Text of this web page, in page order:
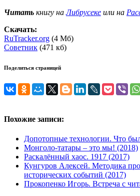
Читать книгу наЛибрусеке или на
Скачать:
RuTracker.org (4 Мб)
Советник (471 кб)
Поделиться страницей
Похожие записи:
Допотопные технологии. Что
Монголо-татары – это мы! (2018)
Раскалённый хаос. 1917 (2017)
Кунгуров Алексей. Методика
исторических событий (2017)
Прокопенко Игорь. Встреча с